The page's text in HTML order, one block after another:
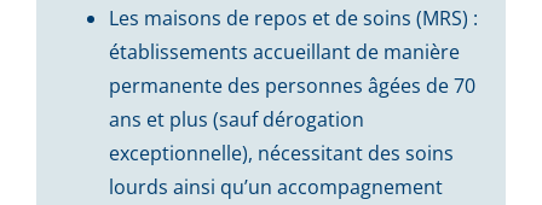
Les maisons de repos et de soins (MRS) :
établissements accueillant de manière
permanente des personnes âgées de 70
ans et plus (sauf dérogation
exceptionnelle), nécessitant des soins
lourds ainsi qu’un accompagnement